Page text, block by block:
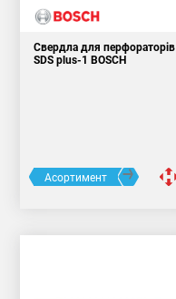
Свердла для перфораторів
SDS plus-1 BOSCH
Асортимент